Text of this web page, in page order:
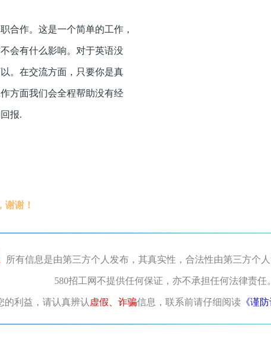
合作。这是一个简单的工作，
会有什么影响。对于英语没
。在交流方面，只要你是真
方面我们会全程帮助没有经
报.
谢谢！
所有信息是由第三方个人发布，其真实性，合法性由第三方个人
580招工网不提供任何保证，亦不承担任何法律责任。
的利益，请认真辨认 虚假、诈骗信息，联系前请仔细阅读 《谨